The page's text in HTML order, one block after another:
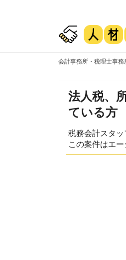
会計事務所・税理士事務
法人税、
ている方
税務会計スタッ
この案件はエ